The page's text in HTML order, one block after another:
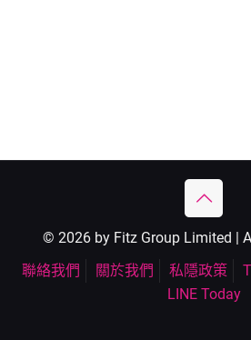
© 2026 by Fitz Group Limited |
聯絡我們
關於我們 私隱政策
LINE Today